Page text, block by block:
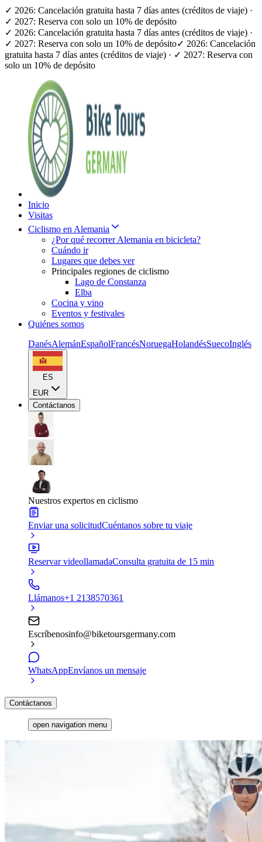
✓ 2026: Cancelación gratuita hasta 7 días antes (créditos de viaje) ·
✓ 2027: Reserva con solo un 10% de depósito
✓ 2026: Cancelación gratuita hasta 7 días antes (créditos de viaje) ·
✓ 2027: Reserva con solo un 10% de depósito✓ 2026: Cancelación
gratuita hasta 7 días antes (créditos de viaje) · ✓ 2027: Reserva con
solo un 10% de depósito
Inicio
Visitas
Ciclismo en Alemania
¿Por qué recorrer Alemania en bicicleta?
Cuándo ir
Lugares que debes ver
Principales regiones de ciclismo
Lago de Constanza
Elba
Cocina y vino
Eventos y festivales
Quiénes somos
DanésAlemánEspañolFrancésNoruegaHolandésSuecoInglés
ES
EUR
Contáctanos
Nuestros expertos en ciclismo
Enviar una solicitudCuéntanos sobre tu viaje
Reservar videollamadaConsulta gratuita de 15 min
Llámanos+1 2138570361
Escríbenosinfo@biketoursgermany.com
WhatsAppEnvíanos un mensaje
Contáctanos
open navigation menu